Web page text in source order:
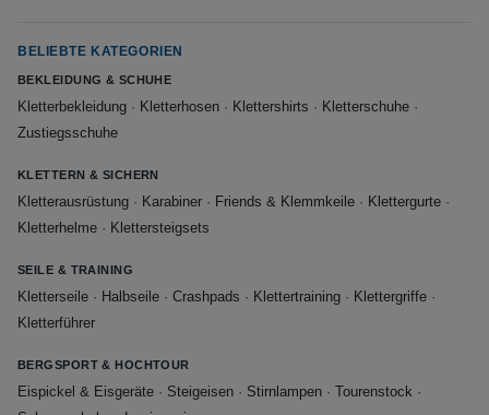
BELIEBTE KATEGORIEN
BEKLEIDUNG & SCHUHE
Kletterbekleidung · Kletterhosen · Klettershirts · Kletterschuhe ·
Zustiegsschuhe
KLETTERN & SICHERN
Kletterausrüstung · Karabiner · Friends & Klemmkeile · Klettergurte ·
Kletterhelme · Klettersteigsets
SEILE & TRAINING
Kletterseile · Halbseile · Crashpads · Klettertraining · Klettergriffe ·
Kletterführer
BERGSPORT & HOCHTOUR
Eispickel & Eisgeräte · Steigeisen · Stirnlampen · Tourenstock ·